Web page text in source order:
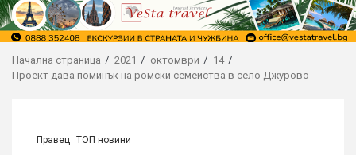
Начална страница 2021 октомври
14
Проект дава поминък на ромски семейства в село Джурово
Правец ТОП новини